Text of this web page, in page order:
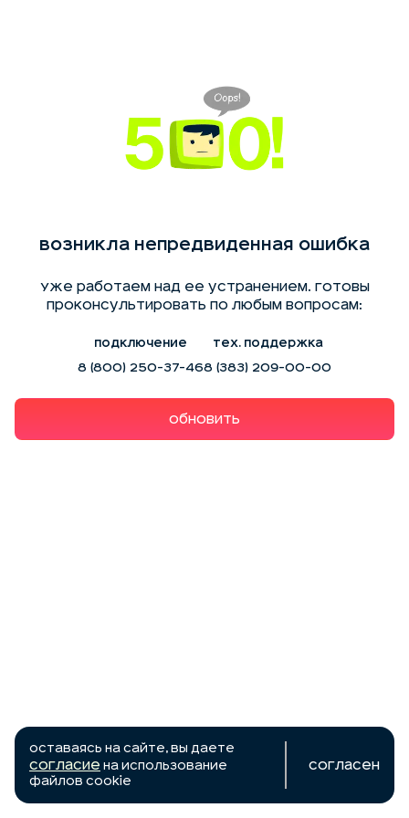
Возникла непредвиденная ошибка
Уже работаем над ее устранением. Готовы
проконсультировать по любым вопросам:
Подключение
8 (800) 250-37-46
Тех. поддержка
8 (383) 209-00-00
Обновить
Оставаясь на сайте, вы даете
согласие на использование
файлов cookie
Согласен